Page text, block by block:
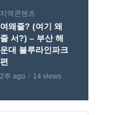
지역콘텐츠
여왜줄? (여기 왜
줄 서?) – 부산 해
운대 블루라인파크
편
2주 ago 14 views